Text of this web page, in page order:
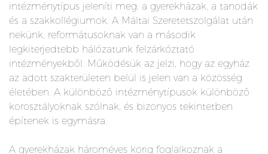
intézménytípus jeleníti meg: a gyerekházak, a tanodák
és a szakkollégiumok. A Máltai Szeretetszolgálat után
nekünk, reformátusoknak van a második
legkiterjedtebb hálózatunk felzárkóztató
intézményekből. Működésük az jelzi, hogy az egyház
az adott szakterületen belül is jelen van a közösség
életében. A különböző intézménytípusok különböző
korosztályoknak szólnak, és bizonyos tekintetben
építenek is egymásra.
A gyerekházak hároméves korig foglalkoznak a